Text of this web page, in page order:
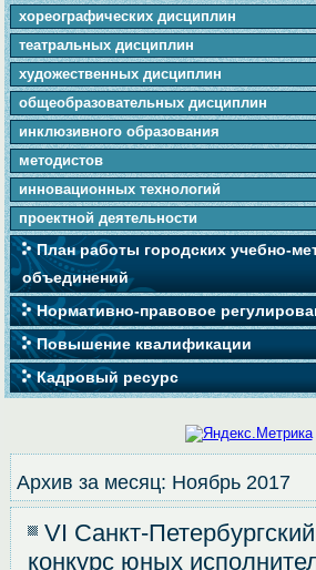
хореографических дисциплин
театральных дисциплин
художественных дисциплин
общеобразовательных дисциплин
инклюзивного образования
методистов
инновационных технологий
проектной деятельности
План работы городских учебно-
объединений
Нормативно-правовое
Повышение квалификации
Кадровый ресурс
Архив за месяц: Ноябрь 2017
VI Санкт-
конкурс юных